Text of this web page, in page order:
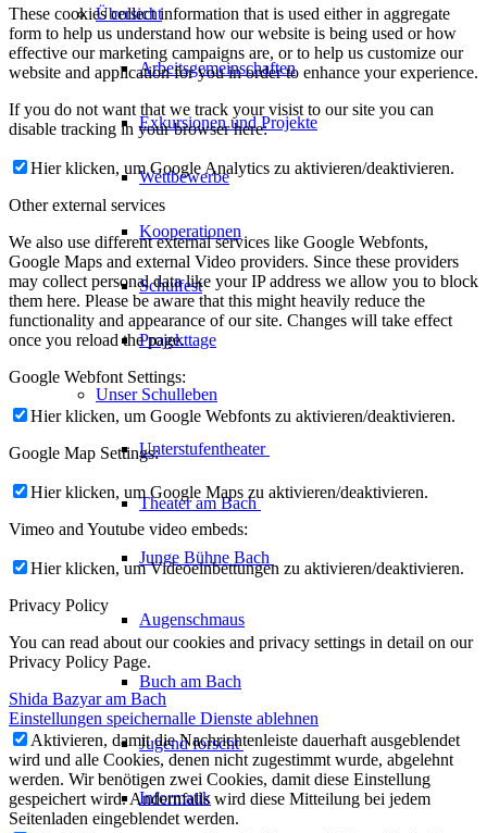
Übersicht
Arbeitsgemeinschaften
Exkursionen und Projekte
Wettbewerbe
Kooperationen
Schulfest
Projekttage
Unser Schulleben
Unterstufentheater
Theater amBach
Junge Bühne Bach
Augenschmaus
Buch am Bach
Jugend forscht
Informatik
These cookies collect information that is used either in aggregate
form to help us understand how our website is being used or how
effective our marketing campaigns are, or to help us customize our
website and application for you in order to enhance your experience.
If you do not want that we track your visist to our site you can
disable tracking in your browser here:
Hier klicken, um Google Analytics zu aktivieren/deaktivieren.
Other external services
We also use different external services like Google Webfonts,
Google Maps and external Video providers. Since these providers
may collect personal data like your IP address we allow you to block
them here. Please be aware that this might heavily reduce the
functionality and appearance of our site. Changes will take effect
once you reload the page.
Google Webfont Settings:
Hier klicken, um Google Webfonts zu aktivieren/deaktivieren.
Google Map Settings:
Hier klicken, um Google Maps zu aktivieren/deaktivieren.
Vimeo and Youtube video embeds:
Hier klicken, um Videoeinbettungen zu aktivieren/deaktivieren.
Privacy Policy
You can read about our cookies and privacy settings in detail on our
Privacy Policy Page.
Shida Bazyar am Bach
Einstellungen speichernalle Dienste ablehnen
Aktivieren, damit die Nachrichtenleiste dauerhaft ausgeblendet
wird und alle Cookies, denen nicht zugestimmt wurde, abgelehnt
werden. Wir benötigen zwei Cookies, damit diese Einstellung
gespeichert wird. Andernfalls wird diese Mitteilung bei jedem
Seitenladen eingeblendet werden.